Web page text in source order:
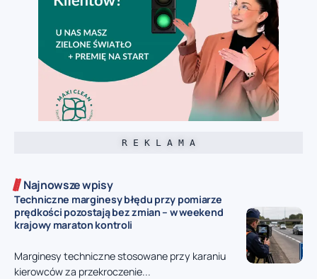
R E K L A M A
Najnowsze wpisy
Techniczne marginesy błędu przy pomiarze
prędkości pozostają bez zmian – w weekend
krajowy maraton kontroli
Marginesy techniczne stosowane przy karaniu
kierowców za przekroczenie...